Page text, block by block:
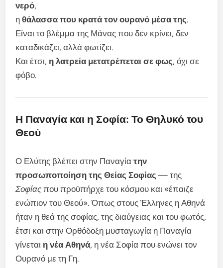
νερό,
ηθάλασσα που κρατά τον ουρανό μέσα της.
Είναι το βλέμμα της Μάνας που δεν κρίνει, δεν
καταδικάζει, αλλά φωτίζει.
Και έτσι, η λατρεία μετατρέπεται σε φως, όχι σε
φόβο.
Η Παναγία και η Σοφία: Το Θηλυκό του
Θεού
Ο Ελύτης βλέπει στην Παναγίατην
προσωποποίηση της Θείας Σοφίας — της
Σοφίας που προϋπήρχε του κόσμου και «έπαιζε
ενώπιον του Θεού». Όπως στους Έλληνες η Αθηνά
ήταν η θεά της σοφίας, της διαύγειας και του φωτός,
έτσι και στην Ορθόδοξη μυσταγωγία η Παναγία
γίνεται η νέα Αθηνά, η νέα Σοφία που ενώνει τον
Ουρανό με τη Γη.